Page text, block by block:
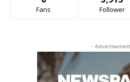
Fans Follower
-